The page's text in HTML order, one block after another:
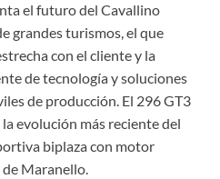
el futuro del Cavallino
grandes turismos, el que
con el cliente y la
de tecnología y soluciones
de producción. El 296 GT3
evolución más reciente del
biplaza con motor
Maranello.